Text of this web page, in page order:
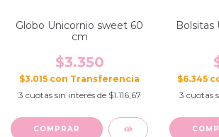
Globo Unicornio sweet 60
cm
$3.350
$3.015 con
3 cuotas sin interés de $1.116,67
Bolsitas
$6.345
3 cuotas